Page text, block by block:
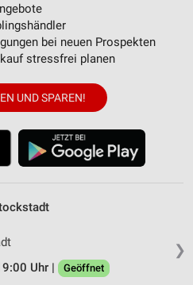
bei neuen Prospekten
stressfrei planen
UND SPAREN!
❯
Uhr |
Geöffnet